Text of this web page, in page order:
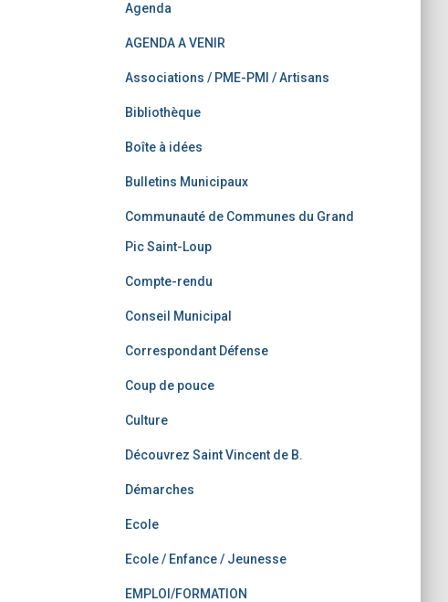
Agenda
AGENDA A VENIR
Associations / PME-PMI / Artisans
Bibliothèque
Boîte à idées
Bulletins Municipaux
Communauté de Communes du Grand
Pic Saint-Loup
Compte-rendu
Conseil Municipal
Correspondant Défense
Coup de pouce
Culture
Découvrez Saint Vincent de B.
Démarches
Ecole
Ecole / Enfance / Jeunesse
EMPLOI/FORMATION